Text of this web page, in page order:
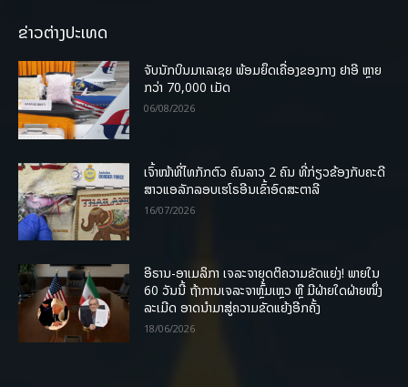
ຂ່າວຕ່າງປະເທດ
ຈັບນັກບິນມາເລເຊຍ ພ້ອມຍຶດເຄື່ອງຂອງກາງ ຢາອີ ຫຼາຍ
ກວ່າ 70,000 ເມັດ
06/08/2026
ເຈົ້າໜ້າທີ່ໄທກັກຕົວ ຄົນລາວ 2 ຄົນ ທີ່ກ່ຽວຂ້ອງກັບຄະດີ
ສາວແອລັກລອບເຮໂຣອີນເຂົ້າອົດສະຕາລີ
16/07/2026
ອີຣານ-ອາເມລິກາ ເຈລະຈາຍຸດຕິຄວາມຂັດແຍ່ງ! ພາຍໃນ
60 ວັນນີ້ ຖ້າການເຈລະຈາຫຼົ້ມເຫຼວ ຫຼື ມີຝ່າຍໃດຝ່າຍໜຶ່ງ
ລະເມີດ ອາດນໍາມາສູ່ຄວາມຂັດແຍ້ງອີກຄັ້ງ
18/06/2026